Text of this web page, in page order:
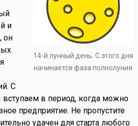
14-й лунный день. С этого дня
начинается фаза полнолуния
и
он
С
вступаем в период, когда можно
предприятие. Не пропустите
удачен для старта любого